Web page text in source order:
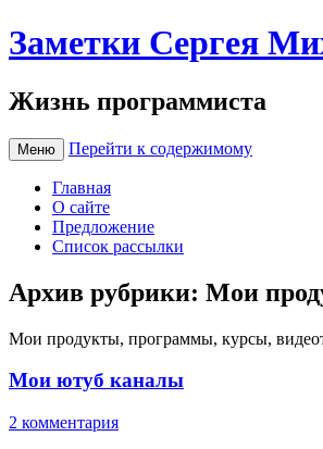
Заметки Сергея
Жизнь программиста
Меню Перейти к содержимому
Главная
О сайте
Предложение
Список рассылки
Архив рубрики: Мои
Мои продукты, программы, курсы,
Мои ютуб каналы
2 комментария